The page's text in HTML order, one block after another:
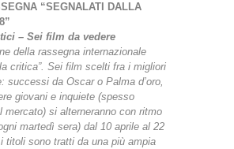
“SEGNALATI DALLA
– Sei film da vedere
della rassegna internazionale
critica”. Sei film scelti fra i migliori
successi da Oscar o Palma d’oro,
giovani e inquiete (spesso
mercato) si alterneranno con ritmo
martedì sera) dal 10 aprile al 22
titoli sono tratti da una più ampia